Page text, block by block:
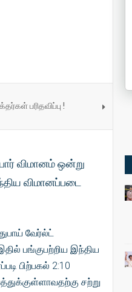
பரிதவிப்பு !
விமானம் ஒன்று
விமானப்படை
வேர்ல்ட்
பங்குபற்றிய இந்திய
பிற்பகல் 2:10
சற்று